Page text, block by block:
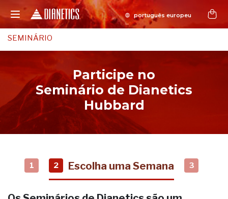
SEMINÁRIO
Participe no
Seminário de Dianetics
Hubbard
1 2 Escolha uma Semana 3